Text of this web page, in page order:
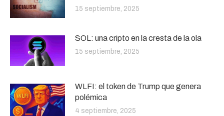
15 septiembre, 2025
SOL: una cripto en la cresta de la ola
15 septiembre, 2025
WLFI: el token de Trump que genera
polémica
4 septiembre, 2025